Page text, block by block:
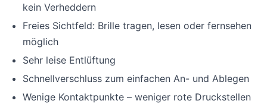
kein Verheddern
Freies Sichtfeld: Brille tragen, lesen oder fernsehen
möglich
Sehr leise Entlüftung
Schnellverschluss zum einfachen An- und Ablegen
Wenige Kontaktpunkte – weniger rote Druckstellen